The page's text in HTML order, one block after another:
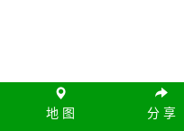
地 图 分 享